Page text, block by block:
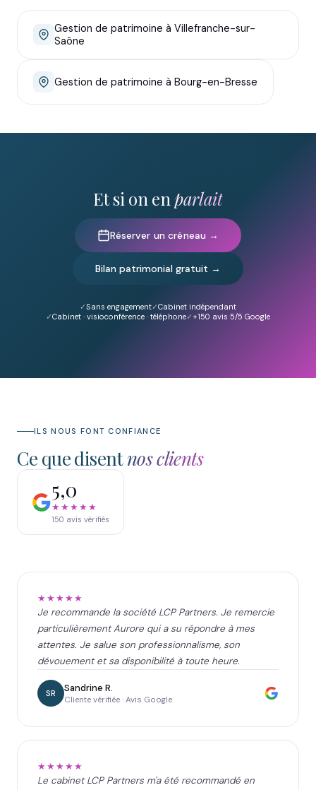
Gestion de patrimoine à Villefranche-sur-
Saône
Gestion de patrimoine à Bourg-en-Bresse
Et si on enparlait
Réserver un créneau →
Bilan patrimonial gratuit →
Sans engagement
Cabinet indépendant
Cabinet · visioconférence · téléphone
+150 avis 5/5 Google
ILS NOUS FONT CONFIANCE
Ce que disentnos clients
5,0
★★★★★
150 avis vérifiés
★★★★★
Je recommande la société LCP Partners. Je remercie
particulièrement Aurore qui a su répondre à mes
attentes. Je salue son professionnalisme, son
dévouement et sa disponibilité à toute heure.
SR Sandrine R.
Cliente vérifiée · Avis Google
★★★★★
Le cabinet LCP Partners m'a été recommandé en